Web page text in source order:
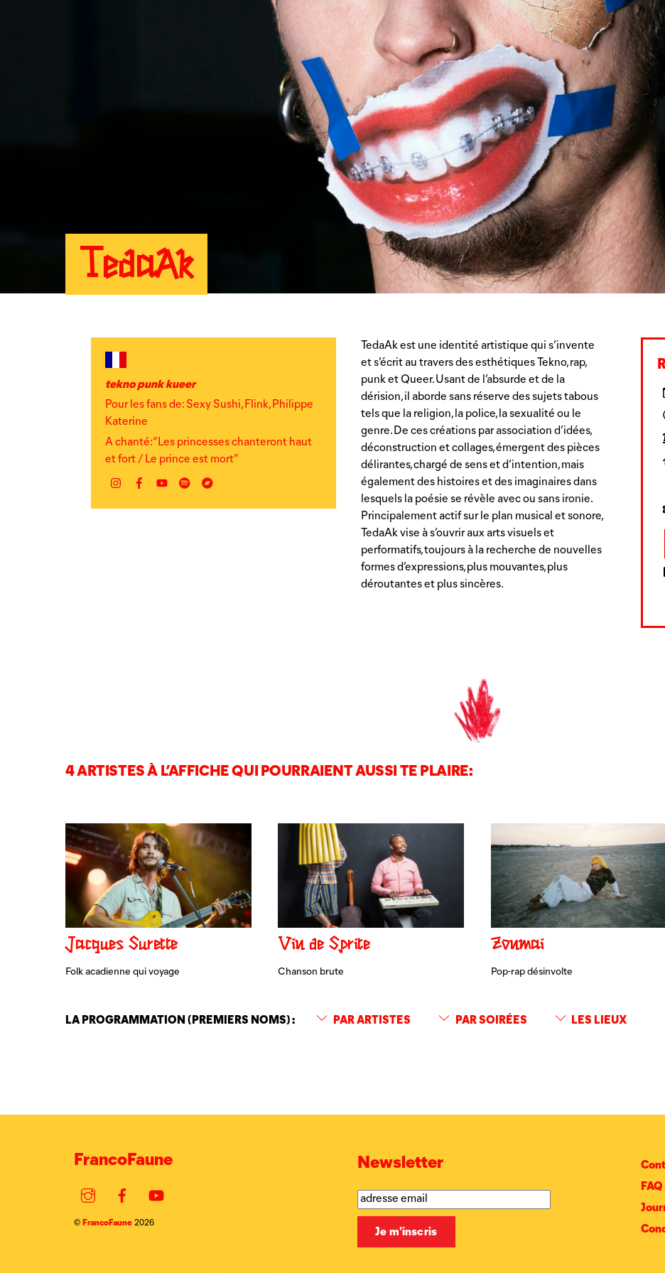
TedaAk
tekno punk kueer
Pour les fans de: Sexy Sushi, Flink, Philippe
Katerine
A chanté: “Les princesses chanteront haut
et fort / Le prince est mort”
Instagram
FacebookYouTubeSpotifyBandcamp
TedaAk est une identité artistique qui s’invente
et s’écrit au travers des esthétiques Tekno, rap,
punk et Queer. Usant de l’absurde et de la
dérision, il aborde sans réserve des sujets tabous
tels que la religion, la police, la sexualité ou le
genre. De ces créations par association d’idées,
déconstruction et collages, émergent des pièces
délirantes, chargé de sens et d’intention, mais
également des histoires et des imaginaires dans
lesquels la poésie se révèle avec ou sans ironie.
Principalement actif sur le plan musical et sonore,
TedaAk vise à s’ouvrir aux arts visuels et
performatifs, toujours à la recherche de nouvelles
formes d’expressions, plus mouvantes, plus
déroutantes et plus sincères.
4 ARTISTES À L’AFFICHE QUI POURRAIENT AUSSI TE PLAIRE:
Jacques Surette
Folk acadienne qui voyage
Vin de Sprite
Chanson brute
Zonmai
Pop-rap désinvolte
LA PROGRAMMATION (PREMIERS NOMS) : PAR ARTISTES PAR SOIRÉES LES LIEUX
FrancoFaune
InstagramFacebook
© FrancoFaune2026
Newsletter
FAQ